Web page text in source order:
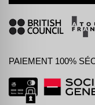
PAIEMENT 100%